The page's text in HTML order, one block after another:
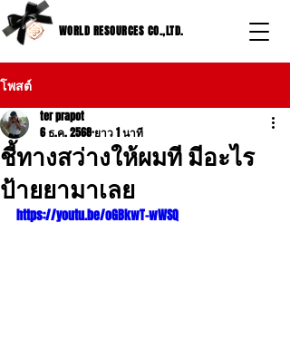
WORLD RESOURCES CO.,LTD.
โพสต์
ชี้ทางสว่างให้ผมที มีอะไร
ป้ายยามาเลย
ter prapot
6 ธ.ค. 2568 ยาว 1 นาที
https://youtu.be/oGBkwT-wWSQ